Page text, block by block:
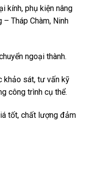
kính, phụ kiện nâng
Tháp Chàm, Ninh
ngoại thành.
khảo sát, tư vấn kỹ
công trình cụ thể.
tốt, chất lượng đảm